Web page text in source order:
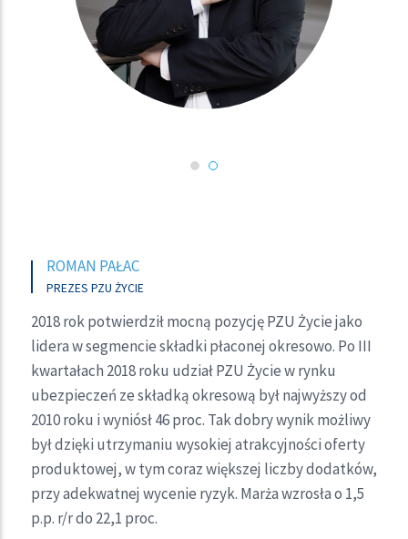
TOMASZ KULIK
CFO GRUPY PZU
Osiągnięte wyniki potwierdzają konsekwentną
realizację strategii, nie tylko w zakresie celu
nadrzędnego, jakim jest wskaźnik rentowności
kapitałów własnych (ROE), ale również w zakresie
poszczególnych linii biznesowych i parametrów
efektywności i zyskowności.
W 2018 roku Grupa PZU osiągnęła bardzo dobry
poziom wskaźnika mieszanego (COR) dla
ubezpieczeń majątkowych i pozostałych
ROMAN PAŁAC
PREZES PZU ŻYCIE
2018 rok potwierdził mocną pozycję PZU Życie jako
lidera w segmencie składki płaconej okresowo. Po III
kwartałach 2018 roku udział PZU Życie w rynku
ubezpieczeń ze składką okresową był najwyższy od
2010 roku i wyniósł 46 proc. Tak dobry wynik możliwy
był dzięki utrzymaniu wysokiej atrakcyjności oferty
produktowej, w tym coraz większej liczby dodatków,
przy adekwatnej wycenie ryzyk. Marża wzrosła o 1,5
p.p. r/r do 22,1 proc.